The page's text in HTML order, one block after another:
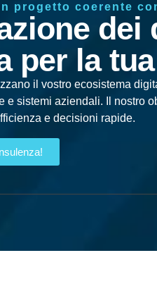
progetto coerente
dei
per la
il vostro ecosistema
e sistemi aziendali. Il nostro
e decisioni rapide.